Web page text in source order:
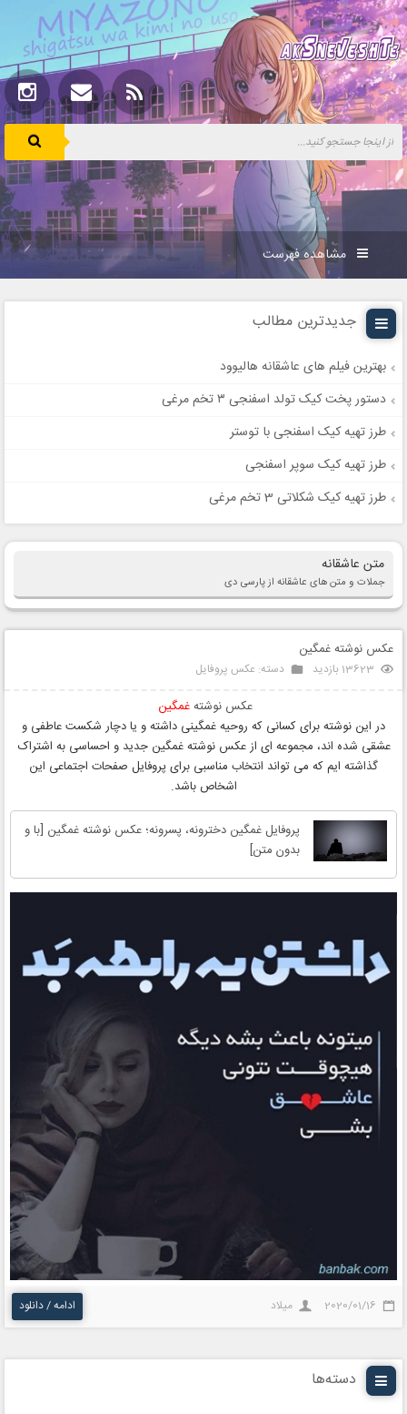
مشاهده فهرست
جدیدترین مطالب
بهترین فیلم های عاشقانه هالیوود
دستور پخت کیک تولد اسفنجی ۳ تخم مرغی
طرز تهیه کیک اسفنجی با توستر
طرز تهیه کیک سوپر اسفنجی
طرز تهیه کیک شکلاتی 3 تخم مرغی
متن عاشقانه
جملات و متن های عاشقانه از پارسی دی
عکس نوشته غمگین
13623 بازدید دسته: عکس پروفایل
عکس نوشته غمگین
در این نوشته برای کسانی که روحیه غمگینی داشته و یا دچار شکست عاطفی و
عشقی شده اند، مجموعه ای از عکس نوشته غمگین جدید و احساسی به اشتراک
گذاشته ایم که می تواند انتخاب مناسبی برای پروفایل صفحات اجتماعی این
اشخاص باشد.
پروفایل غمگین دخترونه، پسرونه؛ عکس نوشته غمگین [با و
بدون متن]
2020/01/16 میلاد ادامه / دانلود
دسته‌ها